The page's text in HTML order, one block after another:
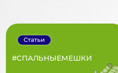
#СПАЛЬНЫЕМЕШКИ
Статьи